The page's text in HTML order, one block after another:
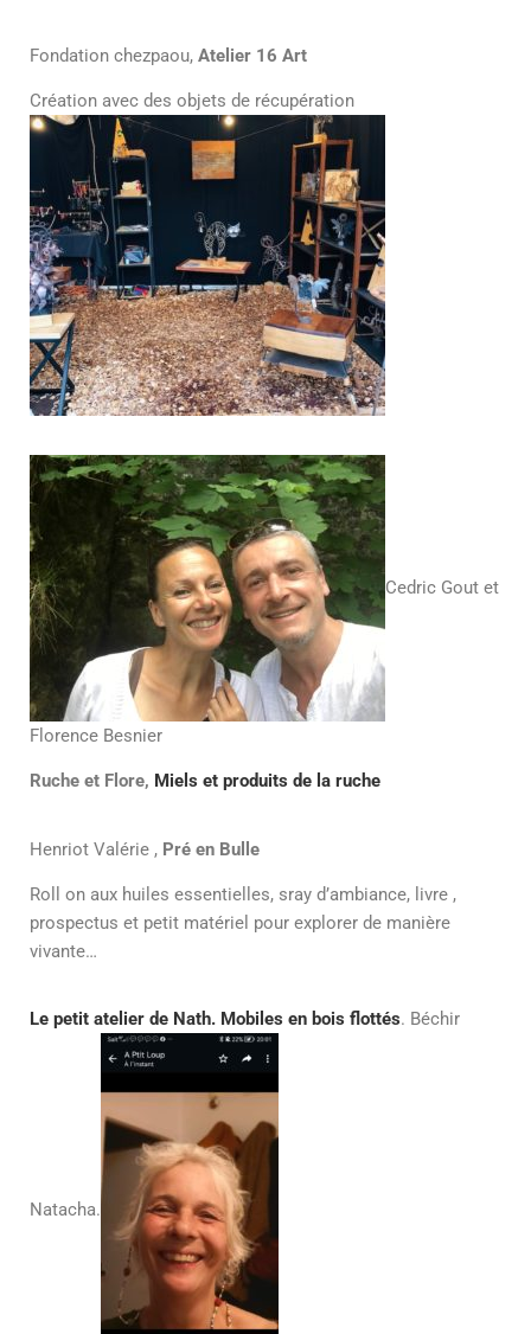
Fondation chezpaou, Atelier 16 Art
Création avec des objets de récupération
Cedric Gout et
Florence Besnier
Ruche et Flore, Miels et produits de la ruche
Henriot Valérie , Pré en Bulle
Roll on aux huiles essentielles, sray d’ambiance, livre ,
prospectus et petit matériel pour explorer de manière
vivante…
Le petit atelier de Nath. Mobiles en bois flottés. Béchir
Natacha.